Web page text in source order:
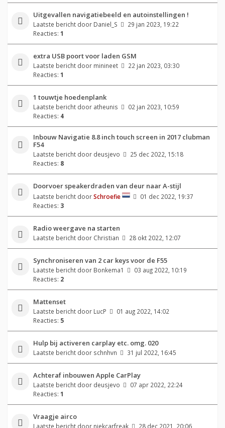
Uitgevallen navigatiebeeld en autoinstellingen !
Laatste bericht door Daniel_S
29 jan 2023, 19:22
Reacties: 1
extra USB poort voor laden GSM
Laatste bericht door minineet
22 jan 2023, 03:30
Reacties: 1
1 touwtje hoedenplank
Laatste bericht door atheunis
02 jan 2023, 10:59
Reacties: 4
Inbouw Navigatie 8.8 inch touch screen in 2017 clubman
F54
Laatste bericht door deusjevo
25 dec 2022, 15:18
Reacties: 8
Doorvoer speakerdraden van deur naar A-stijl
Laatste bericht doorSchroefie
01 dec 2022, 19:37
Reacties: 3
Radio weergave na starten
Laatste bericht door Christian 28 okt 2022, 12:07
Synchroniseren van 2 car keys voor de F55
Laatste bericht door Bonkema1
03 aug 2022, 10:19
Reacties: 2
Mattenset
Laatste bericht door LucP
01 aug 2022, 14:02
Reacties: 5
Hulp bij activeren carplay etc. omg. 020
Laatste bericht door schnhvn 31 jul 2022, 16:45
Achteraf inbouwen Apple CarPlay
Laatste bericht door deusjevo
07 apr 2022, 22:24
Reacties: 1
Vraagje airco
Laatste bericht door niekcarfreak 28 dec 2021, 20:06